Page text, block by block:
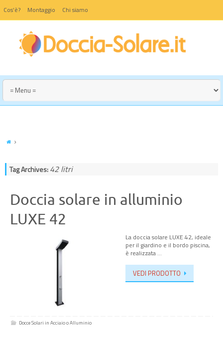
Cos’è? Montaggio Chi siamo
Tag Archives:42 litri
Doccia solare in alluminio
LUXE 42
La doccia solare LUXE 42, ideale
per il giardino e il bordo piscina,
è realizzata …
VEDI PRODOTTO
Docce Solari in Acciaio o Alluminio